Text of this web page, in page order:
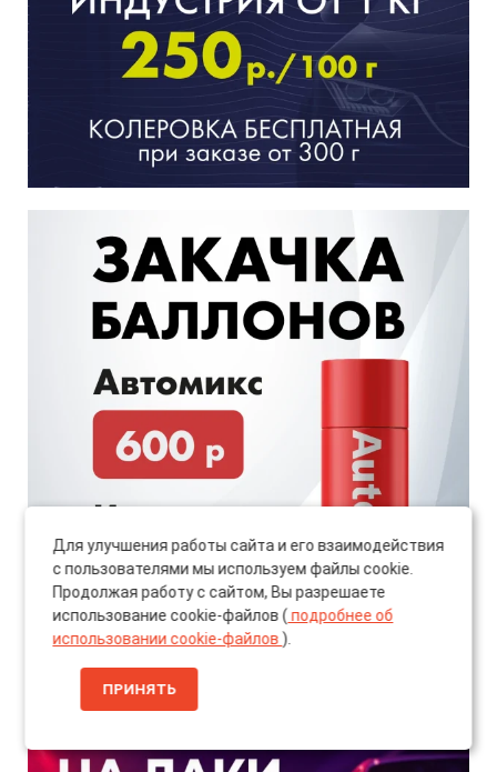
Для улучшения работы сайта и его взаимодействия
с пользователями мы используем файлы cookie.
Продолжая работу с сайтом, Вы разрешаете
использование cookie-файлов ( подробнее об
использовании cookie-файлов ).
ПРИНЯТЬ